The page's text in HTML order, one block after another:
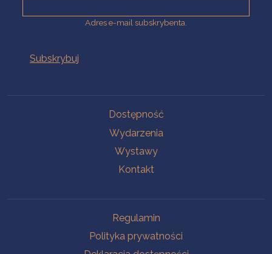
Adres e-mail subskrybenta.
Dostępność
Wydarzenia
Wystawy
Kontakt
Regulamin
Polityka prywatności